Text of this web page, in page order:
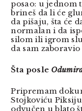
posao: u jednom
brineš da li će
da pišaju, šta će
normalan i da
silom ili igrom
da sam
Šta posle
Pripremam
Stojkoviću
odvučen u blato